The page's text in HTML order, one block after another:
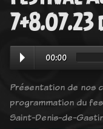
00:00
Présentation de nos
programmation du
Saint-Denis-de-